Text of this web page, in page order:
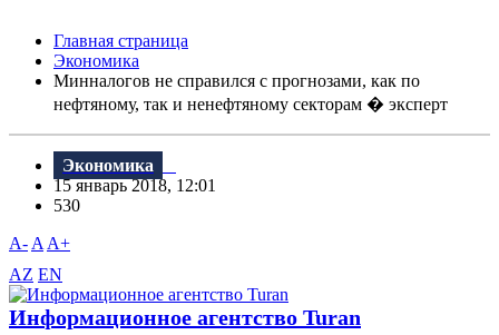
Главная страница
Экономика
Минналогов не справился с прогнозами, как по
нефтяному, так и ненефтяному секторам � эксперт
Экономика
15 январь 2018, 12:01
530
A- A A+
AZ EN
Информационное агентство Turan